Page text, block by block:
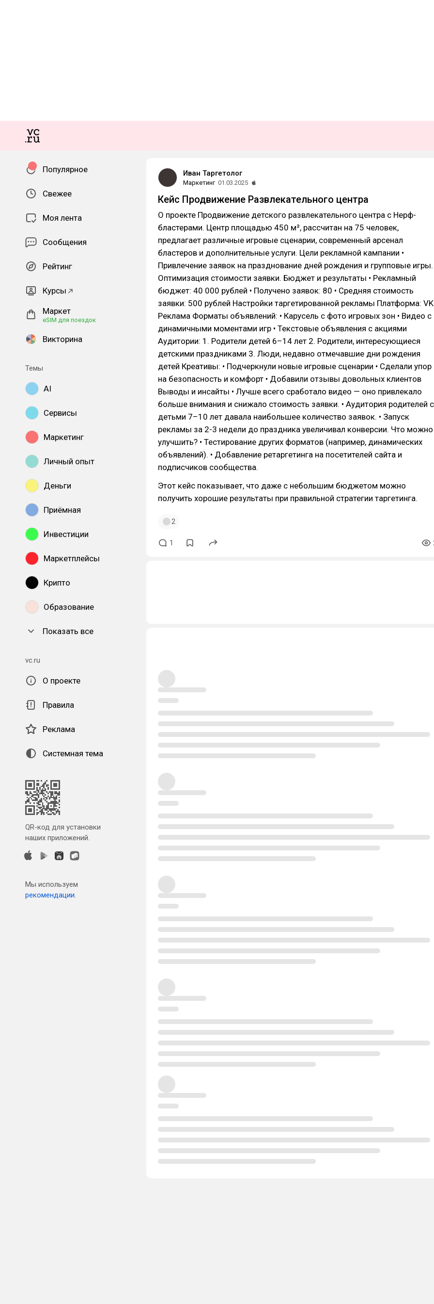
Популярное
Свежее
Моя лента
Сообщения
Рейтинг
Курсы
Маркет
eSIM для поездок
Викторина
Темы
AI
Сервисы
Маркетинг
Личный опыт
Деньги
Приёмная
Инвестиции
Маркетплейсы
Крипто
Образование
Показать все
vc.ru
О проекте
Правила
Реклама
Системная тема
QR-код для установки
наших приложений.
Мы используем
рекомендации.
Иван Таргетолог
Маркетинг 01.03.2025
Кейс Продвижение Развлекательного центра
О проекте Продвижение детского развлекательного центра с Нерф-
бластерами. Центр площадью 450 м², рассчитан на 75 человек,
предлагает различные игровые сценарии, современный арсенал
бластеров и дополнительные услуги. Цели рекламной кампании •
Привлечение заявок на празднование дней рождения и групповые игры.
Оптимизация стоимости заявки. Бюджет и результаты • Рекламный
бюджет: 40 000 рублей • Получено заявок: 80 • Средняя стоимость
заявки: 500 рублей Настройки таргетированной рекламы Платформа: VK
Реклама Форматы объявлений: • Карусель с фото игровых зон • Видео с
динамичными моментами игр • Текстовые объявления с акциями
Аудитории: 1. Родители детей 6–14 лет 2. Родители, интересующиеся
детскими праздниками 3. Люди, недавно отмечавшие дни рождения
детей Креативы: • Подчеркнули новые игровые сценарии • Сделали упор
на безопасность и комфорт • Добавили отзывы довольных клиентов
Выводы и инсайты • Лучше всего сработало видео — оно привлекало
больше внимания и снижало стоимость заявки. • Аудитория родителей с
детьми 7–10 лет давала наибольшее количество заявок. • Запуск
рекламы за 2-3 недели до праздника увеличивал конверсии. Что можно
улучшить? • Тестирование других форматов (например, динамических
объявлений). • Добавление ретаргетинга на посетителей сайта и
подписчиков сообщества.
Этот кейс показывает, что даже с небольшим бюджетом можно
получить хорошие результаты при правильной стратегии таргетинга.
2
1